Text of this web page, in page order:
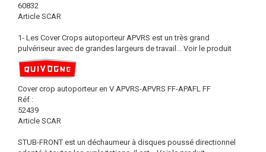
60832
Article SCAR
1- Les Cover Crops autoporteur APVRS est un très grand
pulvériseur avec de grandes largeurs de travail... Voir le produit
Cover crop autoporteur en V APVRS-APVRS FF-APAFL FF
Réf :
52439
Article SCAR
STUB-FRONT est un déchaumeur à disques poussé directionnel